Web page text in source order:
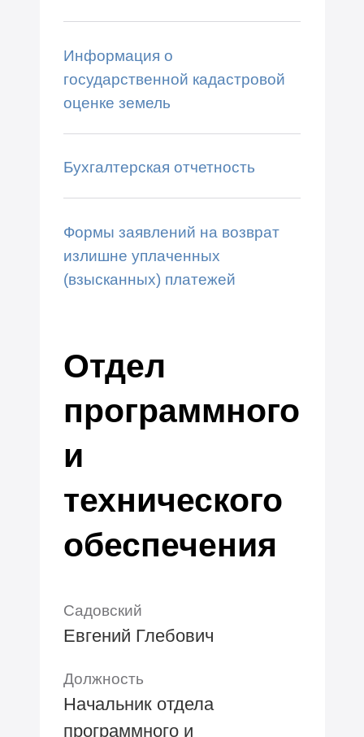
Информация о
государственной кадастровой
оценке земель
Бухгалтерская отчетность
Формы заявлений на возврат
излишне уплаченных
(взысканных) платежей
Отдел
программного
и
технического
обеспечения
Садовский
Евгений Глебович
Должность
Начальник отдела
программного и